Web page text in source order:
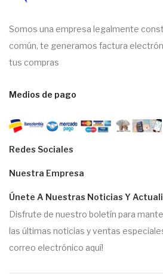
Somos una empresa legalmente
común, te generamos factura
tus compras
Medios de pago
Redes Sociales
Nuestra Empresa
Únete A Nuestras Noticias Y
Disfrute de nuestro boletín para
las últimas noticias y ventas
correo electrónico aquí!